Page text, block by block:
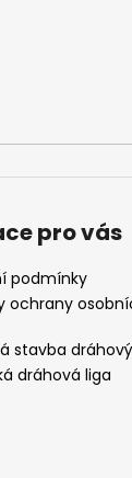
pro vás
podmínky
ochrany
stavba
dráhová liga